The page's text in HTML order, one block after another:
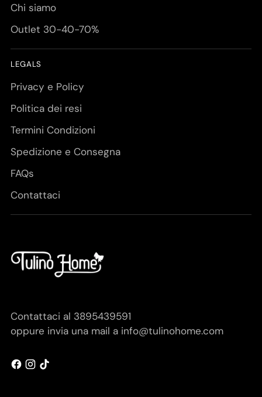
Chi siamo
Outlet 30-40-70%
LEGALS
Privacy e Policy
Politica dei resi
Termini Condizioni
Spedizione e Consegna
FAQs
Contattaci
Contattaci al 3895439591
oppure invia una mail a info@tulinohome.com